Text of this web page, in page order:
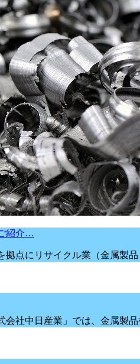
紹介…
拠点にリサイクル業（金属製
会社中日産業」では、金属製